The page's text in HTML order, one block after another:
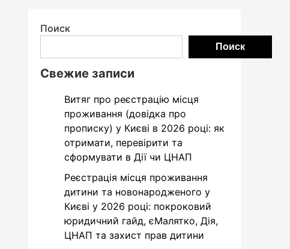
Поиск
Поиск
Свежие записи
Витяг про реєстрацію місця
проживання (довідка про
прописку) у Києві в 2026 році: як
отримати, перевірити та
сформувати в Дії чи ЦНАП
Реєстрація місця проживання
дитини та новонародженого у
Києві у 2026 році: покроковий
юридичний гайд, єМалятко, Дія,
ЦНАП та захист прав дитини